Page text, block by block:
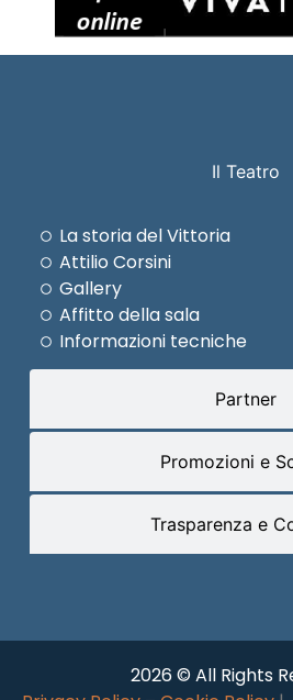
Il Teatro
Partner
Promozioni e
Trasparenza e
La storia del Vittoria
Attilio Corsini
Gallery
Affitto della sala
Informazioni tecniche
2026 © All Rights